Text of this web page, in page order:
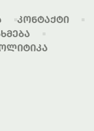
Კონტაქტი